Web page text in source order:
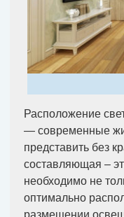
Расположение
— современные
представить без
составляющая –
необходимо не
оптимально